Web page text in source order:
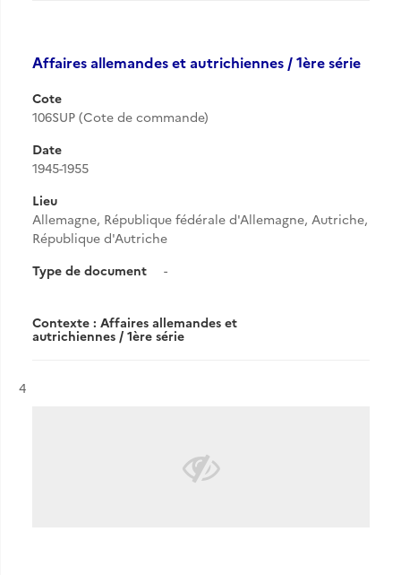
Affaires allemandes et autrichiennes / 1ère série
Cote
106SUP (Cote de commande)
Date
1945-1955
Lieu
Allemagne, République fédérale d'Allemagne, Autriche,
République d'Autriche
Type de document
-
Contexte : Affaires allemandes et
autrichiennes / 1ère série
Résultat n°
4